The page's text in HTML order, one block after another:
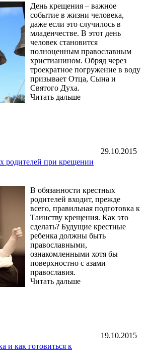
День крещения – важное
событие в жизни человека,
даже если это случилось в
младенчестве. В этот день
человек становится
полноценным православным
христианином. Обряд через
троекратное погружение в воду
призывает Отца, Сына и
Святого Духа.
Читать дальше
29.10.2015
родителей при крещении
В обязанности крестных
родителей входит, прежде
всего, правильная подготовка к
Таинству крещения. Как это
сделать? Будущие крестные
ребенка должны быть
православными,
ознакомленными хотя бы
поверхностно с азами
православия.
Читать дальше
19.10.2015
и как готовиться к